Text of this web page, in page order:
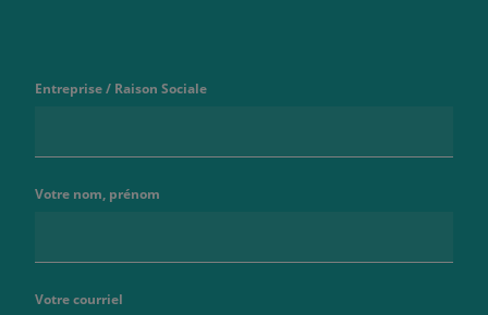
Entreprise / Raison Sociale
Votre nom, prénom
Votre courriel